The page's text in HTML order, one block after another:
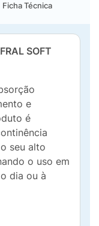
Ficha Técnica
SOFT
e
é
seu alto
o uso em
dia ou à